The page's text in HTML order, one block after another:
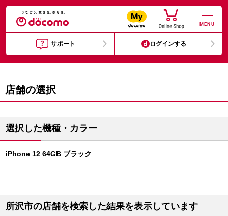
MENU
サポート ログインする
店舗の選択
選択した機種・カラー
iPhone 12 64GB ブラック
所沢市の店舗を検索した結果を表示しています